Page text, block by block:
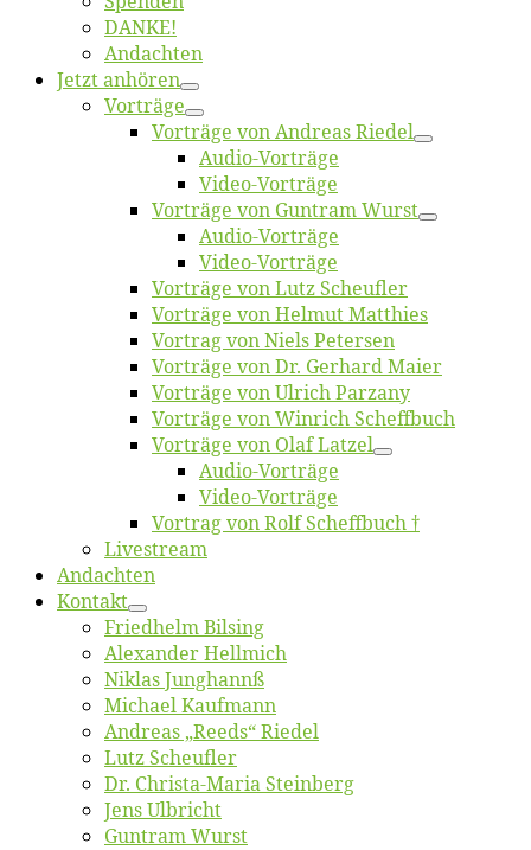
DANKE!
An­dach­ten
Jetzt an­hö­ren
Vor­trä­ge
Vor­trä­ge von An­dre­as Riedel
Au­dio-Vor­trä­ge
Vi­deo-Vor­trä­ge
Vor­trä­ge von Gun­tram Wurst
Au­dio-Vor­trä­ge
Vi­deo-Vor­trä­ge
Vor­trä­ge von Lutz Scheufler
Vor­trä­ge von Hel­mut Matthies
Vor­trag von Niels Petersen
Vor­trä­ge von Dr. Ger­hard Maier
Vor­trä­ge von Ul­rich Parzany
Vor­trä­ge von Win­rich Scheffbuch
Vor­trä­ge von Olaf Latzel
Au­dio-Vor­trä­ge
Vi­deo-Vor­trä­ge
Vor­trag von Rolf Scheffbuch †
Live­stream
An­dach­ten
Kon­takt
Fried­helm Bilsing
Alex­an­der Hellmich
Ni­klas Junghannß
Mi­cha­el Kaufmann
An­dre­as „Reeds“ Riedel
Lutz Scheuf­ler
Dr. Chris­­ta-Ma­ria Steinberg
Jens Ulb­richt
Gun­tram Wurst